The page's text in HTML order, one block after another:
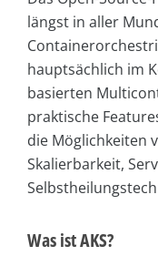
längst in aller
hauptsächlich im
basierten
praktische
die Möglichkeiten
Skalierbarkeit,
Was ist AKS?